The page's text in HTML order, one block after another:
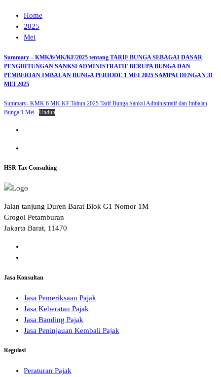
Home
2025
Mei
Summary – KMK/6/MK/KF/2025 tentang TARIF BUNGA SEBAGAI DASAR
PENGHITUNGAN SANKSI ADMINISTRATIF BERUPA BUNGA DAN
PEMBERIAN IMBALAN BUNGA PERIODE 1 MEI 2025 SAMPAI DENGAN 31
MEI 2025
Summary- KMK 6 MK KF Tahun 2025 Tarif Bunga Sanksi Administratif dan Imbalan
Bunga 1 Mei
Unduh
HSR Tax Consulting
Jalan tanjung Duren Barat Blok G1 Nomor 1M
Grogol Petamburan
Jakarta Barat, 11470
Jasa Konsultan
Jasa Pemeriksaan Pajak
Jasa Keberatan Pajak
Jasa Banding Pajak
Jasa Peninjauan Kembali Pajak
Regulasi
Peraturan Pajak